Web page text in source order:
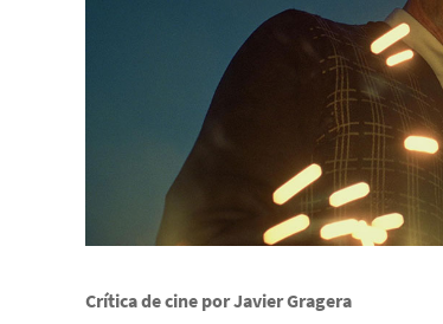
Crítica de cine por Javier Gragera